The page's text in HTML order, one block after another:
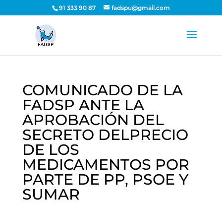
91 333 90 87 fadspu@gmail.com
COMUNICADO DE LA
FADSP ANTE LA
APROBACIÓN DEL
SECRETO DELPRECIO
DE LOS
MEDICAMENTOS POR
PARTE DE PP, PSOE Y
SUMAR